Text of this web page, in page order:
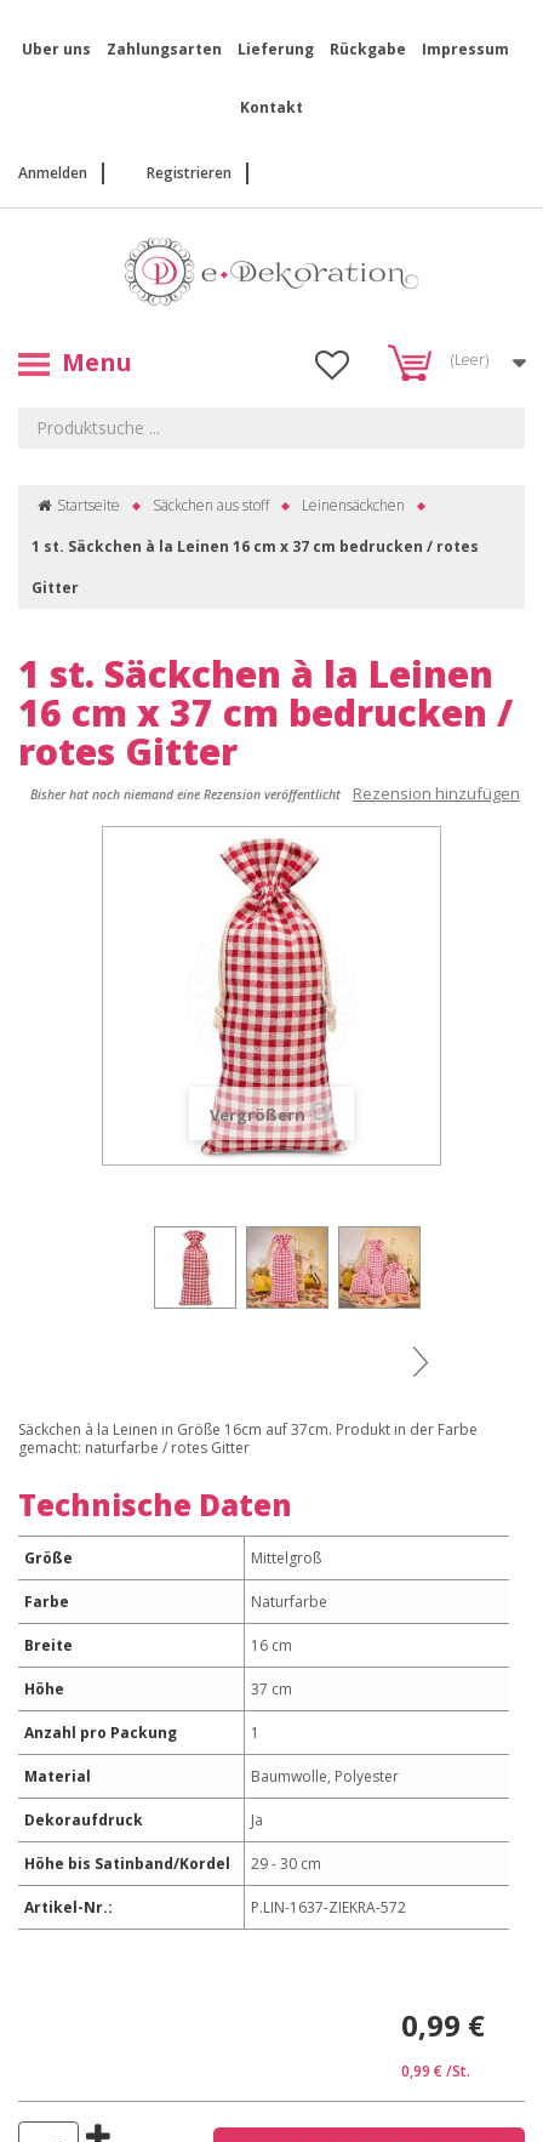
Uber uns Zahlungsarten Lieferung Rückgabe Impressum
Kontakt
Anmelden Registrieren
(Leer)
Menu
Startseite Säckchen aus stoff
Leinensäckchen
1 st. Säckchen à la Leinen 16 cm x 37 cm bedrucken / rotes
Gitter
1 st. Säckchen à la Leinen
16 cm x 37 cm bedrucken /
rotes Gitter
Bisher hat noch niemand eine Rezension veröffentlicht Rezension hinzufügen
Vergrößern
Säckchen à la Leinen in Größe 16cm auf 37cm. Produkt in der Farbe
gemacht: naturfarbe / rotes Gitter
Technische Daten
Größe Mittelgroß
Farbe Naturfarbe
Breite 16 cm
Höhe 37 cm
Anzahl pro Packung 1
Material Baumwolle, Polyester
Dekoraufdruck Ja
Höhe bis Satinband/Kordel 29 - 30 cm
Artikel-Nr.: P.LIN-1637-ZIEKRA-572
0,99 €
0,99 € /St.